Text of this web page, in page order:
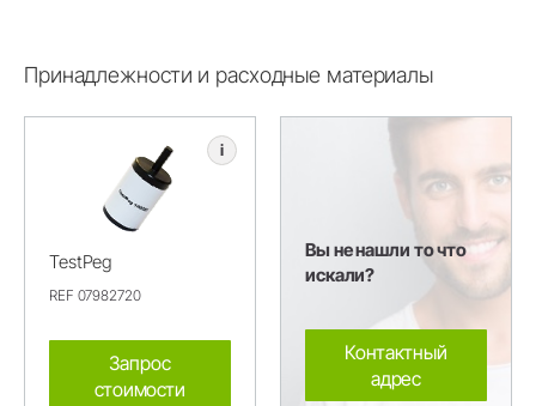
Принадлежности и расходные материалы
i
TestPeg
REF 07982720
Запрос
стоимости
Вы не нашли то что
искали?
Контактный
адрес